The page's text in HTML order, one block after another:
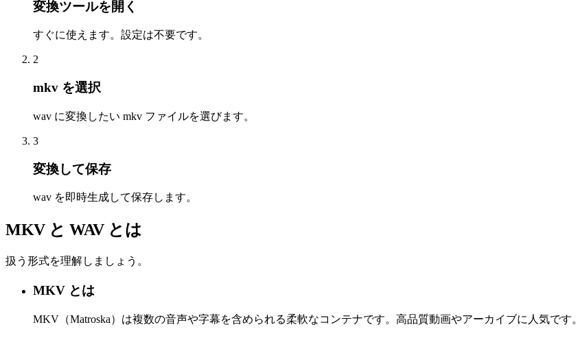
変換ツールを開く
すぐに使えます。設定は不要です。
2
mkv を選択
wav に変換したい mkv ファイルを選びます。
3
変換して保存
wav を即時生成して保存します。
MKV と WAV とは
扱う形式を理解しましょう。
MKV とは
MKV（Matroska）は複数の音声や字幕を含められる柔軟なコンテナです。高品質動画やアーカイブに人気です。